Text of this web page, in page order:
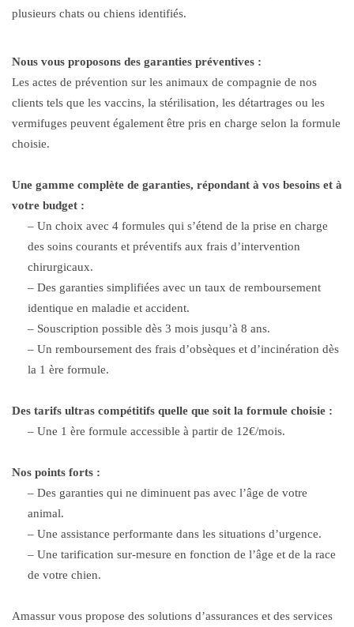
plusieurs chats ou chiens identifiés.
Nous vous proposons des garanties préventives :
Les actes de prévention sur les animaux de compagnie de nos
clients tels que les vaccins, la stérilisation, les détartrages ou les
vermifuges peuvent également être pris en charge selon la formule
choisie.
Une gamme complète de garanties, répondant à vos besoins et à
votre budget :
– Un choix avec 4 formules qui s’étend de la prise en charge
des soins courants et préventifs aux frais d’intervention
chirurgicaux.
– Des garanties simplifiées avec un taux de remboursement
identique en maladie et accident.
– Souscription possible dès 3 mois jusqu’à 8 ans.
– Un remboursement des frais d’obsèques et d’incinération dès
la 1 ère formule.
Des tarifs ultras compétitifs quelle que soit la formule choisie :
– Une 1 ère formule accessible à partir de 12€/mois.
Nos points forts :
– Des garanties qui ne diminuent pas avec l’âge de votre
animal.
– Une assistance performante dans les situations d’urgence.
– Une tarification sur-mesure en fonction de l’âge et de la race
de votre chien.
Amassur vous propose des solutions d’assurances et des services